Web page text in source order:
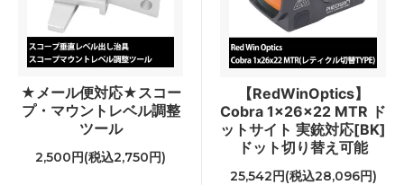
★メール便対応★スコー
プ・マウントレベル調整
ツール
2,500円(税込2,750円)
【RedWinOptics】
Cobra 1x26x22 MTR ド
ットサイト 実銃対応[BK]
ドット切り替え可能
25,542円(税込28,096円)